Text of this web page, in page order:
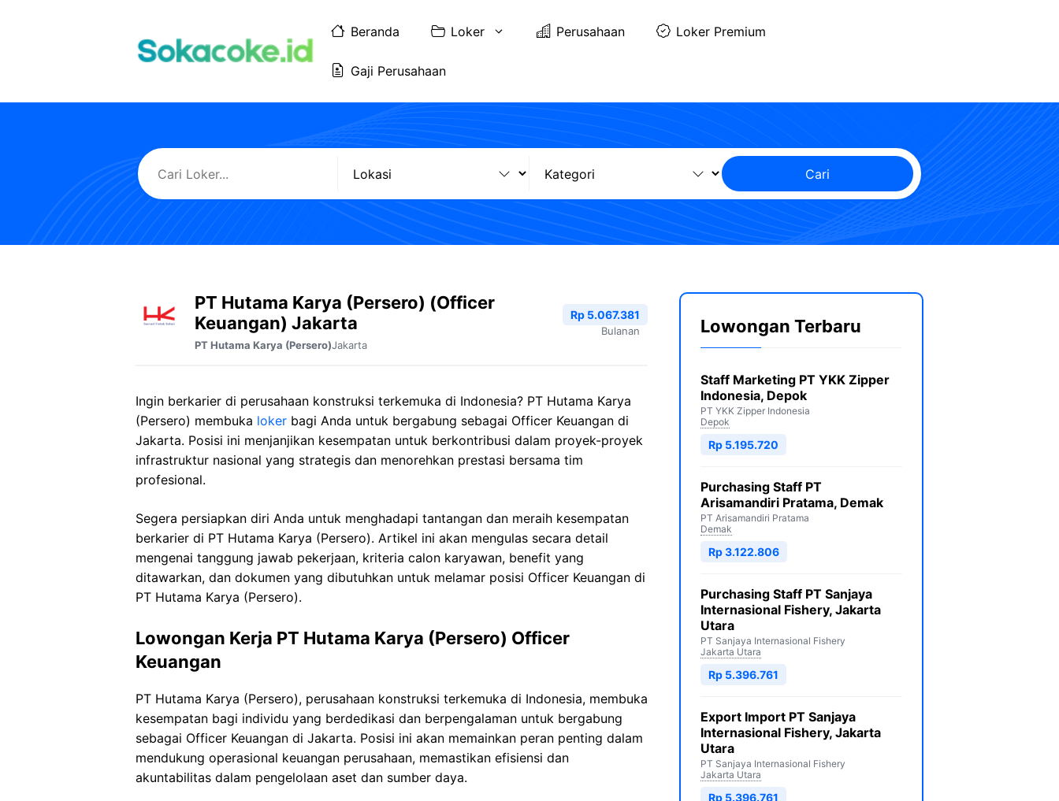
Beranda Loker Perusahaan Loker Premium
Gaji Perusahaan
Cari
PT Hutama Karya (Persero) (Officer
Keuangan) Jakarta
PT Hutama Karya (Persero)Jakarta
Rp 5.067.381
Bulanan
Ingin berkarier di perusahaan konstruksi terkemuka di Indonesia? PT Hutama Karya
(Persero) membuka loker bagi Anda untuk bergabung sebagai Officer Keuangan di
Jakarta. Posisi ini menjanjikan kesempatan untuk berkontribusi dalam proyek-proyek
infrastruktur nasional yang strategis dan menorehkan prestasi bersama tim
profesional.
Segera persiapkan diri Anda untuk menghadapi tantangan dan meraih kesempatan
berkarier di PT Hutama Karya (Persero). Artikel ini akan mengulas secara detail
mengenai tanggung jawab pekerjaan, kriteria calon karyawan, benefit yang
ditawarkan, dan dokumen yang dibutuhkan untuk melamar posisi Officer Keuangan di
PT Hutama Karya (Persero).
Lowongan Kerja PT Hutama Karya (Persero) Officer
Keuangan
PT Hutama Karya (Persero), perusahaan konstruksi terkemuka di Indonesia, membuka
kesempatan bagi individu yang berdedikasi dan berpengalaman untuk bergabung
sebagai Officer Keuangan di Jakarta. Posisi ini akan memainkan peran penting dalam
mendukung operasional keuangan perusahaan, memastikan efisiensi dan
akuntabilitas dalam pengelolaan aset dan sumber daya.
Lowongan Terbaru
Staff Marketing PT YKK Zipper
Indonesia, Depok
PT YKK Zipper Indonesia
Depok
Rp 5.195.720
Purchasing Staff PT
Arisamandiri Pratama, Demak
PT Arisamandiri Pratama
Demak
Rp 3.122.806
Purchasing Staff PT Sanjaya
Internasional Fishery, Jakarta
Utara
PT Sanjaya Internasional Fishery
Jakarta Utara
Rp 5.396.761
Export Import PT Sanjaya
Internasional Fishery, Jakarta
Utara
PT Sanjaya Internasional Fishery
Jakarta Utara
Rp 5.396.761